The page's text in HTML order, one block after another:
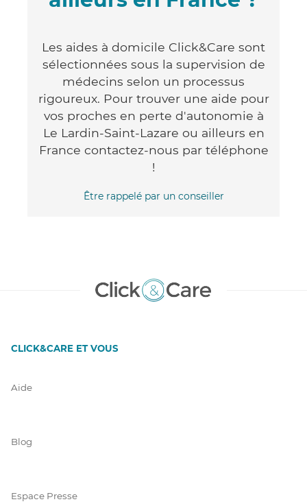
Les aides à domicile Click&Care sont
sélectionnées sous la supervision de
médecins selon un processus
rigoureux. Pour trouver une aide pour
vos proches en perte d'autonomie à
Le Lardin-Saint-Lazare ou ailleurs en
France contactez-nous par téléphone
!
Être rappelé par un conseiller
CLICK&CARE ET VOUS
Aide
Blog
Espace Presse